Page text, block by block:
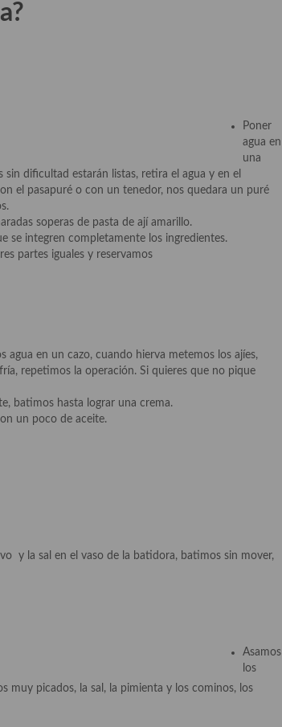
Poner
agua en
una
dificultad estarán listas, retira el agua y en el
el pasapuré o con un tenedor, nos quedara un puré
soperas de pasta de ají amarillo.
se integren completamente los ingredientes.
partes iguales y reservamos
agua en un cazo, cuando hierva metemos los ajíes,
repetimos la operación. Si quieres que no pique
batimos hasta lograr una crema.
un poco de aceite.
y la sal en el vaso de la batidora, batimos sin mover,
Asamos
los
muy picados, la sal, la pimienta y los cominos, los